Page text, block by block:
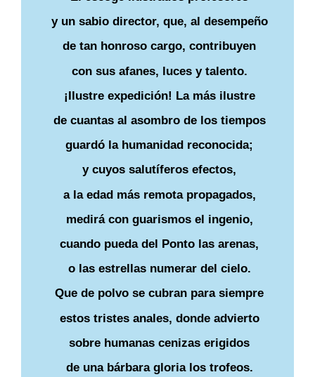
y un sabio director, que, al desempeño
de tan honroso cargo, contribuyen
con sus afanes, luces y talento.
¡Ilustre expedición! La más ilustre
de cuantas al asombro de los tiempos
guardó la humanidad reconocida;
y cuyos salutíferos efectos,
a la edad más remota propagados,
medirá con guarismos el ingenio,
cuando pueda del Ponto las arenas,
o las estrellas numerar del cielo.
Que de polvo se cubran para siempre
estos tristes anales, donde advierto
sobre humanas cenizas erigidos
de una bárbara gloria los trofeos.